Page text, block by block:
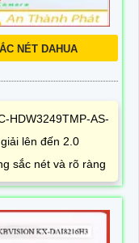
NÉT DAHUA
HDW3249TMP-AS-
lên đến 2.0
sắc nét và rõ ràng